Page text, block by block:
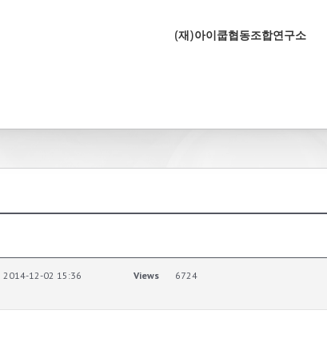
(재)아이쿱협동조합연구소
2014-12-02 15:36 Views 6724